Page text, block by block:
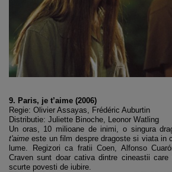
9. Paris, je t’aime (2006)
Regie: Olivier Assayas, Frédéric Auburtin
Distributie: Juliette Binoche, Leonor Watling
Un oras, 10 milioane de inimi, o singura
t'aime este un film despre dragoste si viata in
lume. Regizori ca fratii Coen, Alfonso
Craven sunt doar cativa dintre cineastii
scurte povesti de iubire.